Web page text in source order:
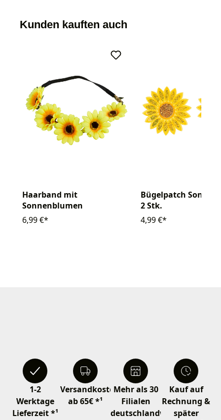
Kunden kauften auch
Haarband mit
Sonnenblumen
6,99 €*
Bügelpatch
2 Stk.
4,99 €*
1-2
Werktage
Lieferzeit *¹
Versandkostenfrei
ab 65€ *¹
Mehr als 30
Filialen
deutschlandweit
Kauf auf
Rechnung &
später